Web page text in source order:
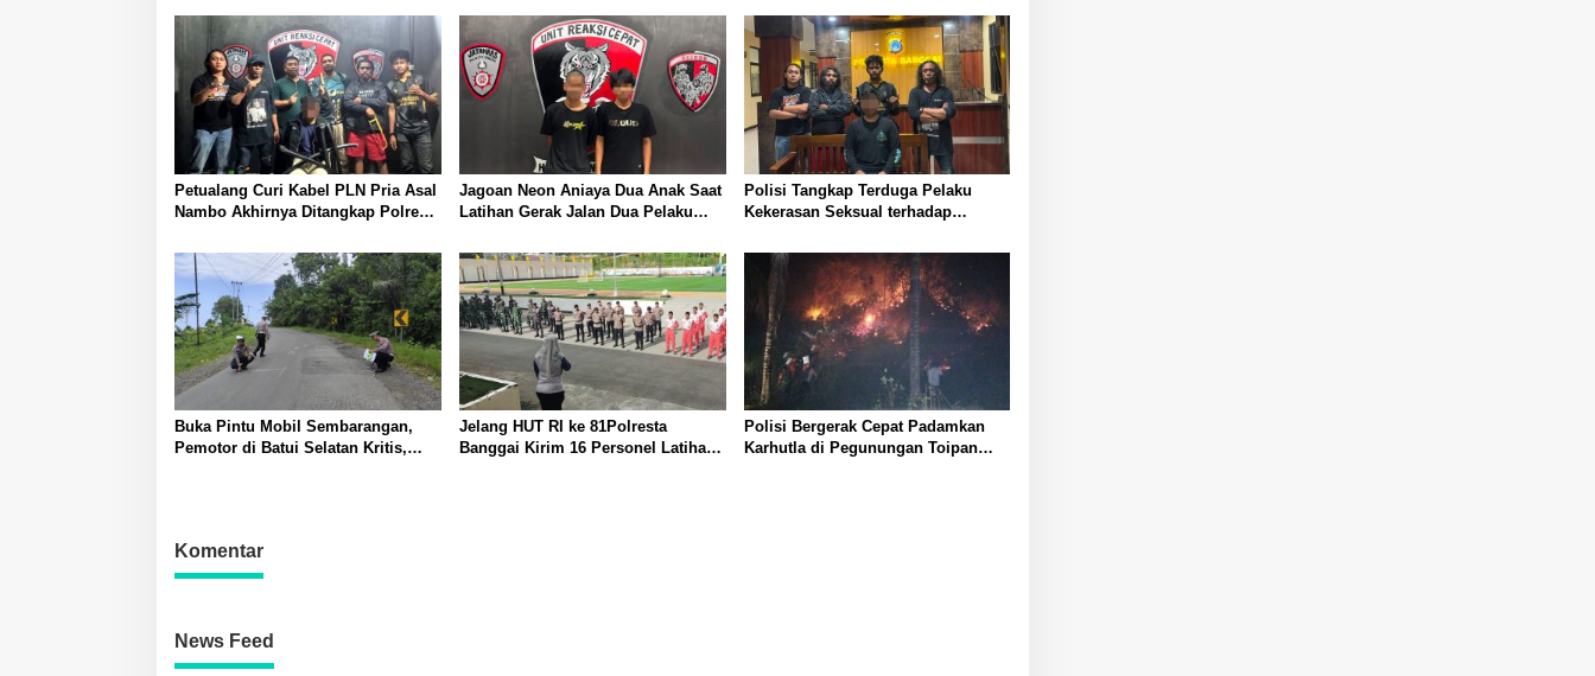
Petualang Curi Kabel PLN Pria Asal
Nambo Akhirnya Ditangkap Polresta
Jagoan Neon Aniaya Dua Anak Saat
Latihan Gerak Jalan Dua Pelaku
Polisi Tangkap Terduga Pelaku
Kekerasan Seksual terhadap
Buka Pintu Mobil Sembarangan,
Pemotor di Batui Selatan Kritis,
Jelang HUT RI ke 81Polresta
Banggai Kirim 16 Personel Latihan
Polisi Bergerak Cepat Padamkan
Karhutla di Pegunungan Toipan
Komentar
News Feed